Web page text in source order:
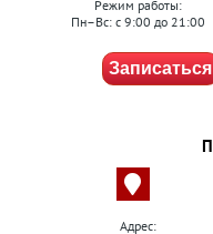
Режим работы:
Пн–Вс: с 9:00 до 21:00
Записаться
Адрес: